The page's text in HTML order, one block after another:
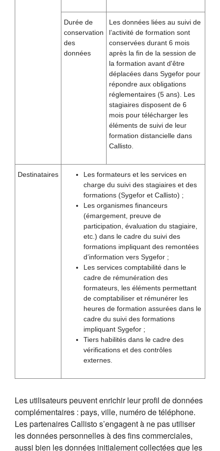
Durée de
conservation
des
données
Les données liées au suivi de
l’activité de formation sont
conservées durant 6 mois
après la fin de la session de
la formation avant d'être
déplacées dans Sygefor pour
répondre aux obligations
réglementaires (5 ans). Les
stagiaires disposent de 6
mois pour télécharger les
éléments de suivi de leur
formation distancielle dans
Callisto.
Destinataires
Les formateurs et les services en
charge du suivi des stagiaires et des
formations (Sygefor et Callisto) ;
Les organismes financeurs
(émargement, preuve de
participation, évaluation du stagiaire,
etc.) dans le cadre du suivi des
formations impliquant des remontées
d’information vers Sygefor ;
Les services comptabilité dans le
cadre de rémunération des
formateurs, les éléments permettant
de comptabiliser et rémunérer les
heures de formation assurées dans le
cadre du suivi des formations
impliquant Sygefor ;
Tiers habilités dans le cadre des
vérifications et des contrôles
externes.
Les utilisateurs peuvent enrichir leur profil de données
complémentaires : pays, ville, numéro de téléphone.
Les partenaires Callisto s’engagent à ne pas utiliser
les données personnelles à des fins commerciales,
aussi bien les données initialement collectées que les